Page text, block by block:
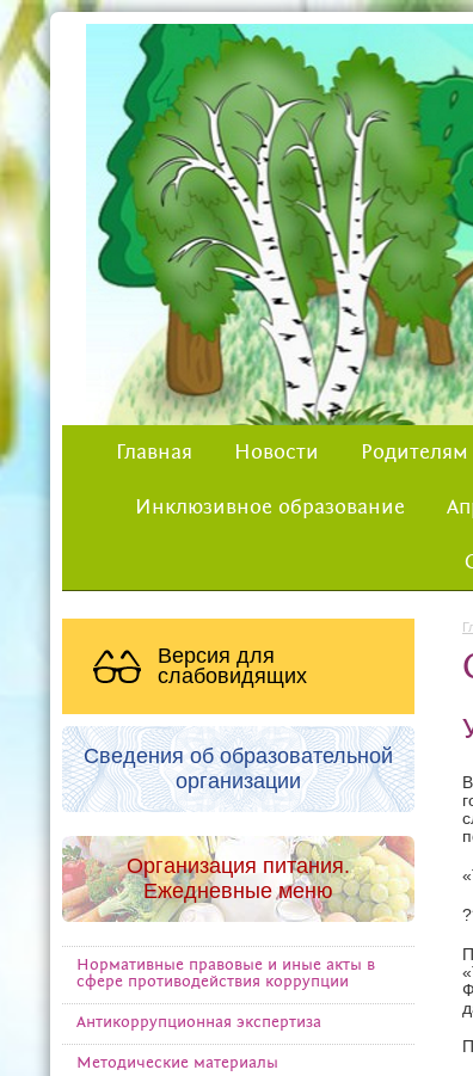
Главная Новости Родителям
Инклюзивное образование
Версия для
слабовидящих
Сведения об образовательной
организации
Организация питания.
Ежедневные меню
Нормативные правовые и иные акты в
сфере противодействия коррупции
Антикоррупционная экспертиза
Методические материалы